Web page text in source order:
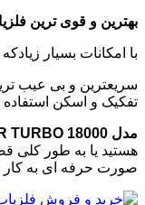
بهترین و قوی ترین
با امکانات بسیار زیادکه
سریعترین و بی عیب
تفکیک و اسکن
مدل FULL SENSOR TURBO 18000 (فول سنسور)
هستید یا به طور کلی
صورت حرفه ای به کار